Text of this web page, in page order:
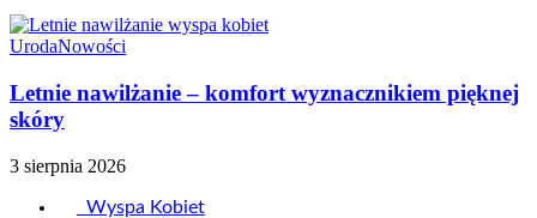
UrodaNowości
Letnie nawilżanie – komfort wyznacznikiem pięknej
skóry
3 sierpnia 2026
Wyspa Kobiet